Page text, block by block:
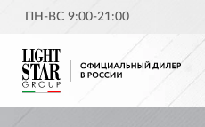
ПН-ВС 9:00-21:00